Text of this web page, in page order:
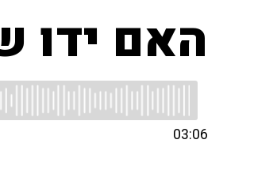
האם ידו
03:06